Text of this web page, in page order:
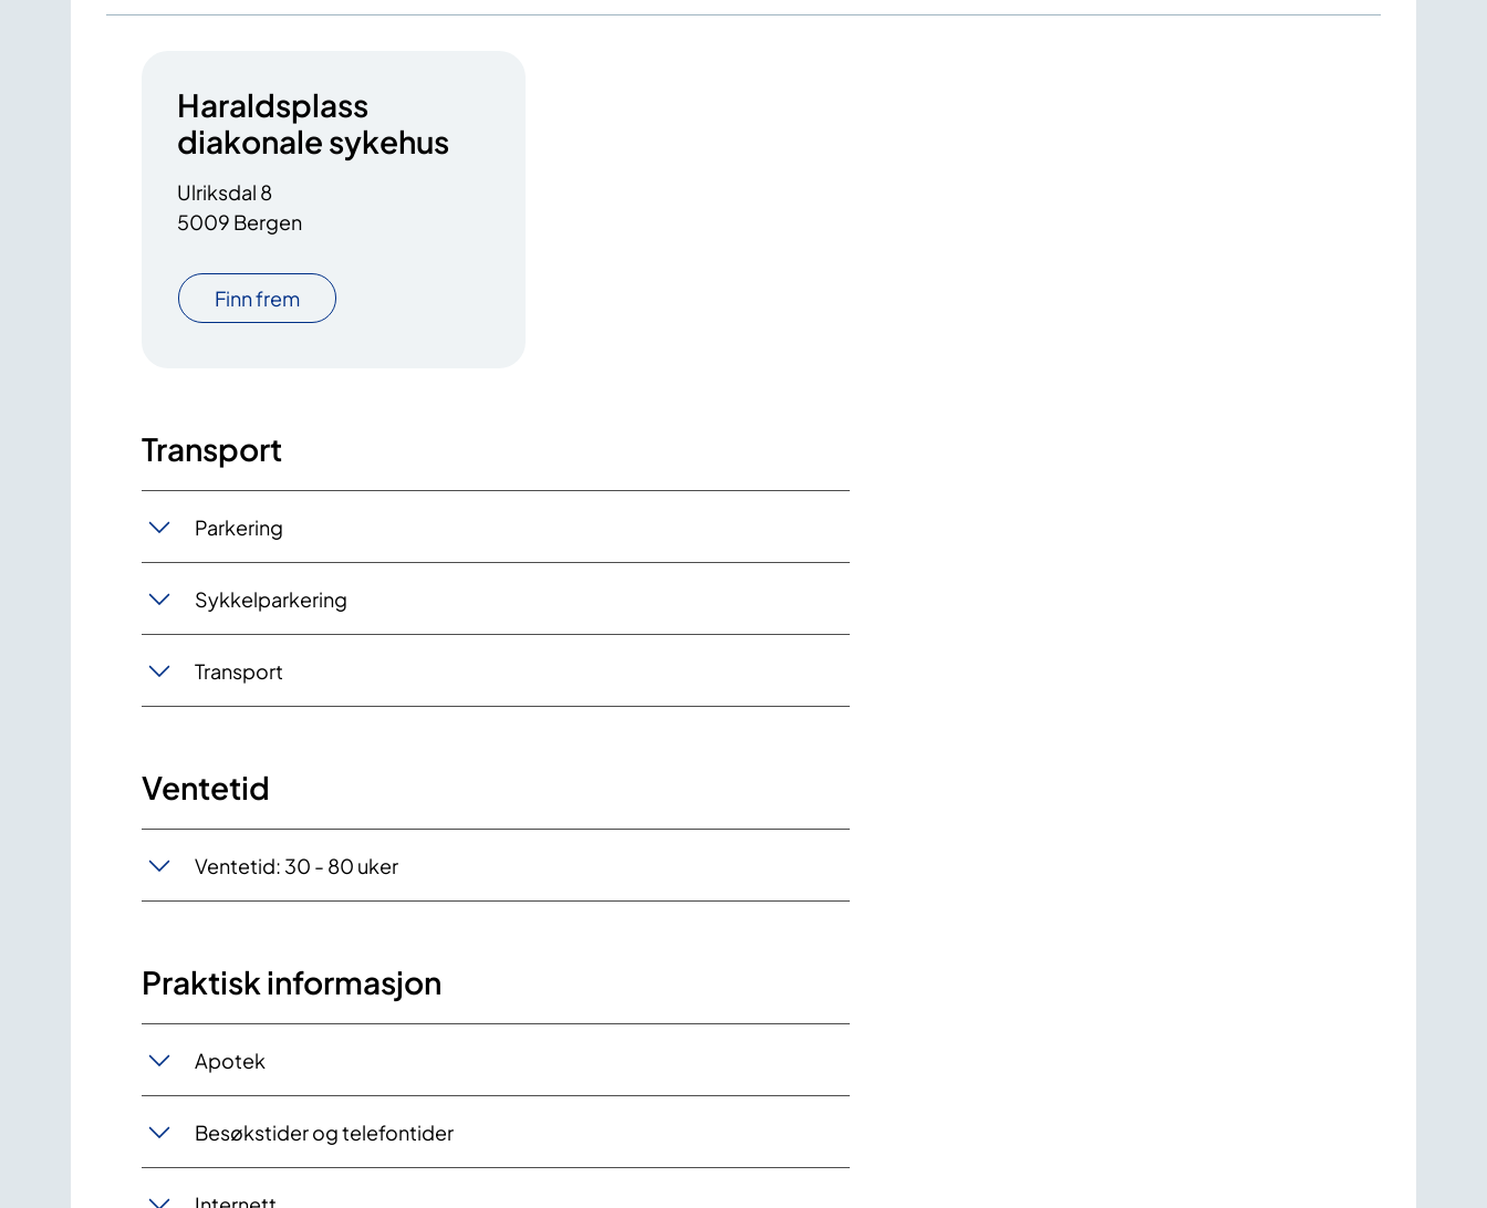
Haraldsplass
diakonale sykehus
Ulriksdal 8
5009 Bergen
Finn frem
Transport
Parkering
Sykkelparkering
Transport
Ventetid
Ventetid: 30 - 80 uker
Praktisk informasjon
Apotek
Besøkstider og telefontider